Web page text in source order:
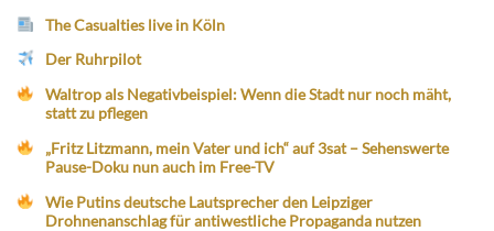
The Casualties live in Köln
Der Ruhrpilot
Waltrop als Negativbeispiel: Wenn die Stadt nur noch mäht,
statt zu pflegen
„Fritz Litzmann, mein Vater und ich“ auf 3sat – Sehenswerte
Pause-Doku nun auch im Free-TV
Wie Putins deutsche Lautsprecher den Leipziger
Drohnenanschlag für antiwestliche Propaganda nutzen